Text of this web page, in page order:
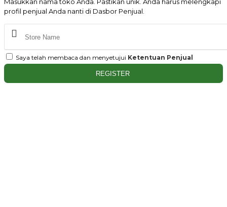
Masukkan nama toko Anda. Pastikan unik. Anda harus melengkapi
profil penjual Anda nanti di Dasbor Penjual.
Saya telah membaca dan menyetujui Ketentuan Penjual
REGISTER